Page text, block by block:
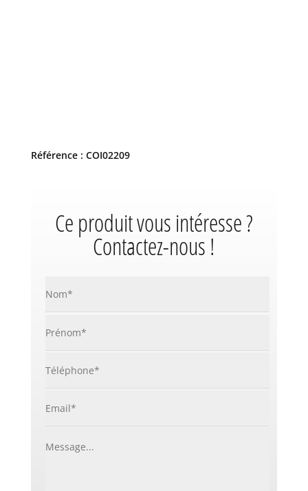
Référence : COI02209
Ce produit vous intéresse ?
Contactez-nous !